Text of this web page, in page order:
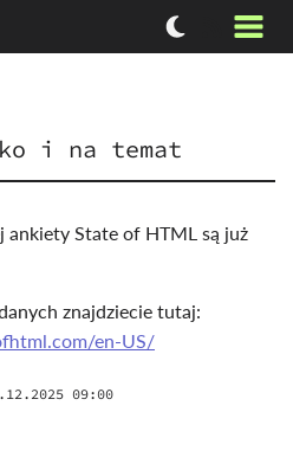
i na temat
State of HTML są już
znajdziecie tutaj:
en-US/
09:00